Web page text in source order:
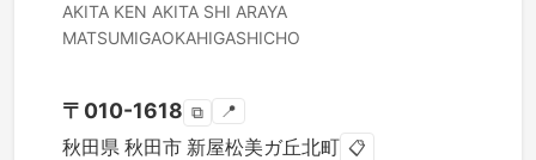
AKITA KEN AKITA SHI ARAYA
MATSUMIGAOKAHIGASHICHO
〒 010-1618 ⧉ 📍
秋田県 秋田市 新屋松美ガ丘北町 📋